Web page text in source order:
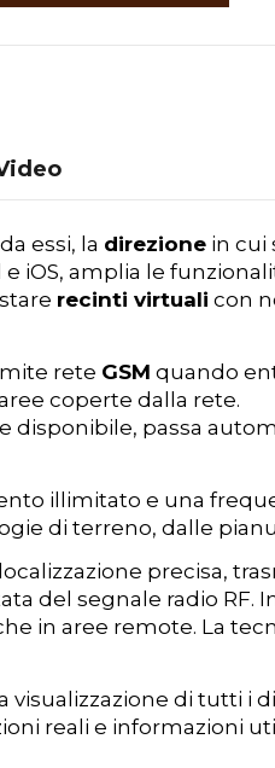
da essi, la direzione in cui
iOS, amplia le
recinti virtuali con
rete GSM quando
coperte dalla rete.
disponibile, passa
illimitato e una
di terreno, dalle
precisa,
del segnale radio RF.
in aree remote. La
di tutti i
reali e informazioni